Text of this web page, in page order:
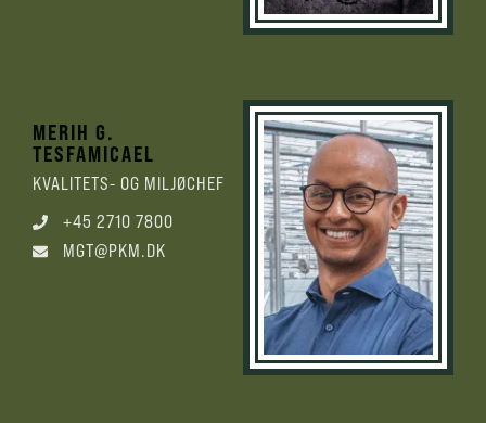
MERIH G.
TESFAMICAEL
KVALITETS- OG MILJØCHEF
+45 2710 7800
MGT@PKM.DK